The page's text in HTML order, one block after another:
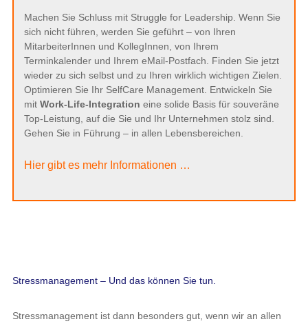
Machen Sie Schluss mit Struggle for Leadership. Wenn Sie
sich nicht führen, werden Sie geführt – von Ihren
MitarbeiterInnen und KollegInnen, von Ihrem
Terminkalender und Ihrem eMail-Postfach. Finden Sie jetzt
wieder zu sich selbst und zu Ihren wirklich wichtigen Zielen.
Optimieren Sie Ihr SelfCare Management. Entwickeln Sie
mit Work-Life-Integration eine solide Basis für souveräne
Top-Leistung, auf die Sie und Ihr Unternehmen stolz sind.
Gehen Sie in Führung – in allen Lebensbereichen.
Hier gibt es mehr Informationen …
Stressmanagement – Und das können Sie tun.
Stressmanagement ist dann besonders gut, wenn wir an allen